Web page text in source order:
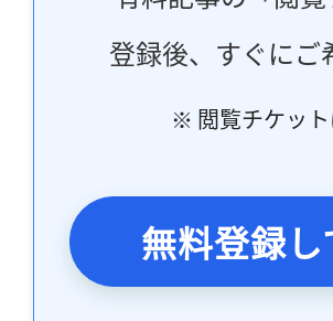
登録後、すぐにご
※ 閲覧チケッ
無料登録